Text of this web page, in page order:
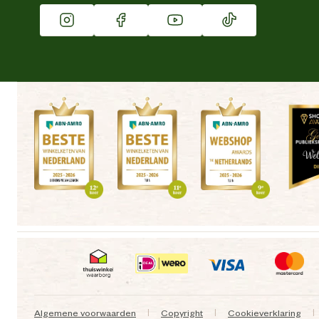
Vacatures
Winkels
Algemene voorwaarden Copyright Cookieverklaring